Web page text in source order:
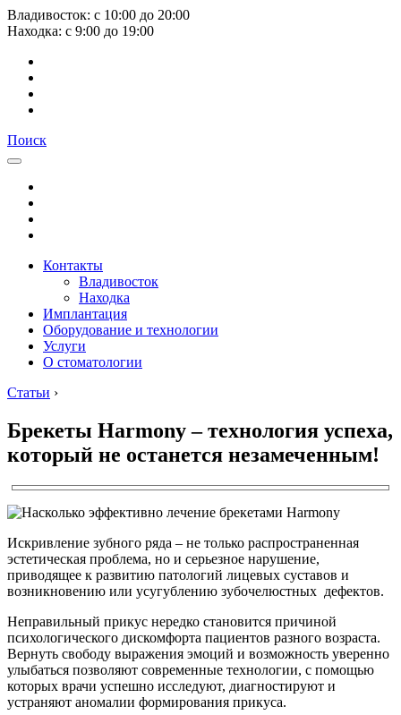
Владивосток: с 10:00 до 20:00
Находка: с 9:00 до 19:00
Поиск
Контакты
Владивосток
Находка
Имплантация
Оборудование и технологии
Услуги
О стоматологии
Статьи ›
Брекеты Harmony – технология успеха,
который не останется незамеченным!
Искривление зубного ряда – не только распространенная
эстетическая проблема, но и серьезное нарушение,
приводящее к развитию патологий лицевых суставов и
возникновению или усугублению зубочелюстных дефектов.
Неправильный прикус нередко становится причиной
психологического дискомфорта пациентов разного возраста.
Вернуть свободу выражения эмоций и возможность уверенно
улыбаться позволяют современные технологии, с помощью
которых врачи успешно исследуют, диагностируют и
устраняют аномалии формирования прикуса.